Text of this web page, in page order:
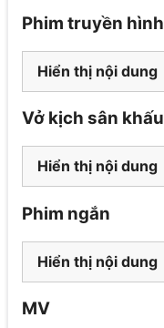
Phim truyền hình
Hiển thị nội dung
Vở kịch sân khấu
Hiển thị nội dung
Phim ngắn
Hiển thị nội dung
MV